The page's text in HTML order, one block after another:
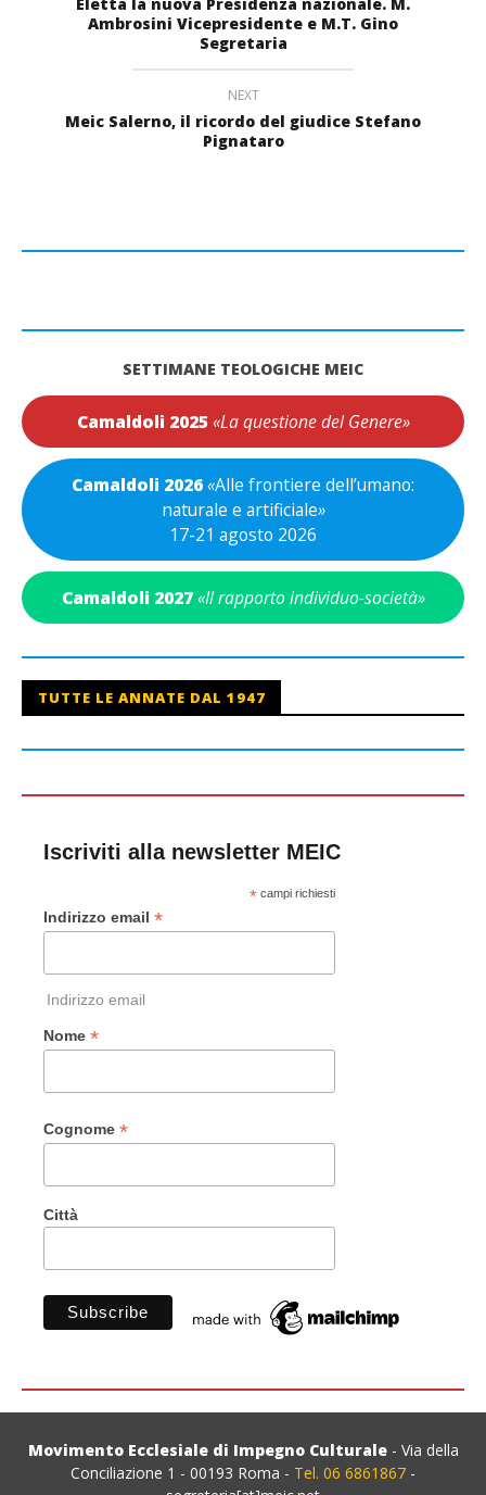
Ambrosini Vicepresidente e M.T. Gino
Segretaria
NEXT
Meic Salerno, il ricordo del giudice Stefano
Pignataro
SETTIMANE TEOLOGICHE MEIC
Camaldoli 2025 «La questione del Genere»
Camaldoli 2026«Alle frontiere dell’umano:
naturale e artificiale»
17-21 agosto 2026
Camaldoli 2027 «Il rapporto individuo-società»
TUTTE LE ANNATE DAL 1947
Iscriviti alla newsletter MEIC
*campi richiesti
Indirizzo email *
Indirizzo email
Nome *
Cognome *
Città
Movimento Ecclesiale di Impegno Culturale- Via della
Conciliazione 1 - 00193 Roma - Tel. 06 6861867 -